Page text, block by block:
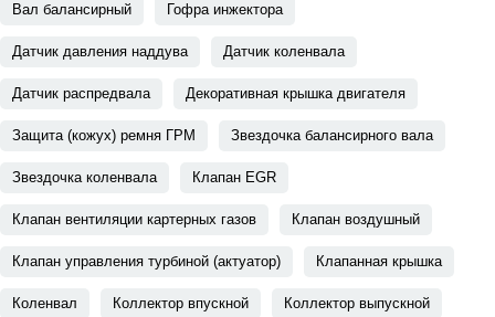
Вал балансирный Гофра инжектора
Датчик давления наддува Датчик коленвала
Датчик распредвала Декоративная крышка двигателя
Защита (кожух) ремня ГРМ Звездочка балансирного вала
Звездочка коленвала Клапан EGR
Клапан вентиляции картерных газов Клапан воздушный
Клапан управления турбиной (актуатор) Клапанная крышка
Коленвал Коллектор впускной Коллектор выпускной